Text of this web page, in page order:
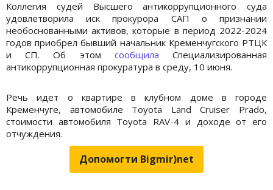
Коллегия судей Высшего антикоррупционного суда
удовлетворила иск прокурора САП о признании
необоснованными активов, которые в период 2022-2024
годов приобрел бывший начальник Кременчугского РТЦК
и СП. Об этом сообщилаСпециализированная
антикоррупционная прокуратура в среду, 10 июня.
Речь идет о ⁠квартире в клубном доме в городе
Кременчуге, ⁠автомобиле Toyota Land Cruiser Prado,
стоимости автомобиля Toyota RAV-4 и доходе от его
отчуждения.
Допомогти Bigmir)net